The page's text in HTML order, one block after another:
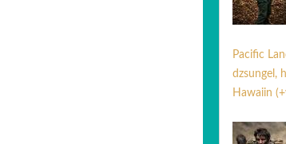
Pacific
dzsungel,
Hawaiin